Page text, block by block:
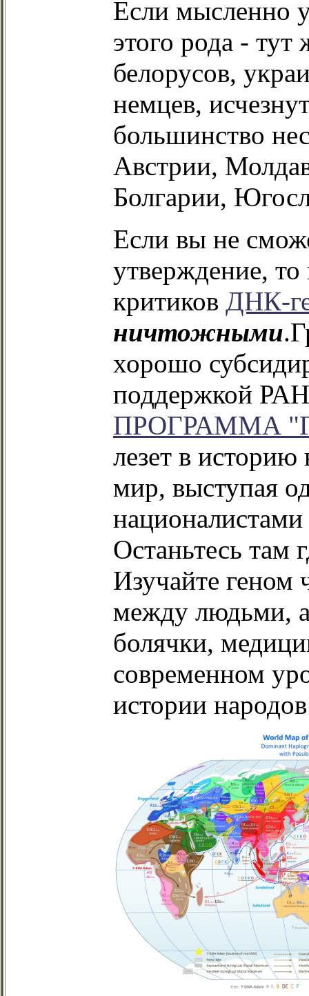
Если мысленно
этого рода - тут
белорусов,
немцев,
большинство
Австрии,
Болгарии,
Если вы не
утверждение,
критиков ДНК-
ничтожными
хорошо
поддержкой
ПРОГРАММА
лезет в
мир, выступая
Останьтесь там
Изучайте геном
между людьми,
болячки,
современном
истории